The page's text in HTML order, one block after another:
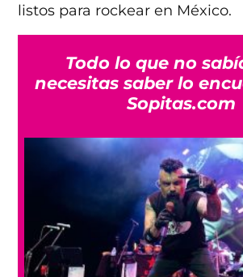
listos para rockear en México.
Todo lo que no
necesitas saber lo
Sopitas.com